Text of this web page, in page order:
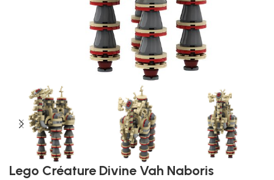
Lego Créature Divine Vah Naboris